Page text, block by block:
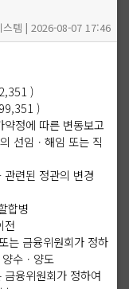
스템 | 2026-08-07 17:46
)
)
약정에 따른 변동보고
선임ㆍ해임 또는 직
련된 정관의 변경
합병
전
는 금융위원회가 정하
수ㆍ양도
융위원회가 정하여